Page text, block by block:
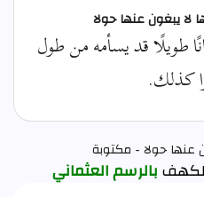
لا يبغون عنها حولا
طويلًا قد يسأمه من طول
كذلك.
عنها حولا - مكتوبة
بالرسم العثماني